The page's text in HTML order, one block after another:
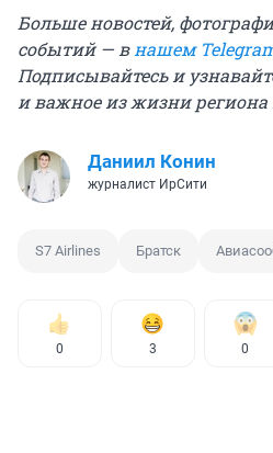
Больше новостей,
событий — внашем
Подписывайтесь и
и важное из жизни
Даниил Конин
журналист ИрСити
S7 Airlines Братск
0 3 0